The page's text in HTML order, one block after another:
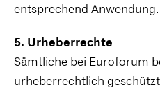
entsprechend Anwendung.
5. Urheberrechte
Sämtliche bei Euroforum
urheberrechtlich